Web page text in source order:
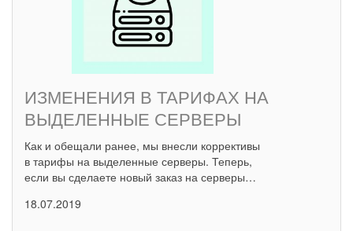
ИЗМЕНЕНИЯ В ТАРИФАХ НА
ВЫДЕЛЕННЫЕ СЕРВЕРЫ
Как и обещали ранее, мы внесли коррективы
в тарифы на выделенные серверы. Теперь,
если вы сделаете новый заказ на серверы…
18.07.2019